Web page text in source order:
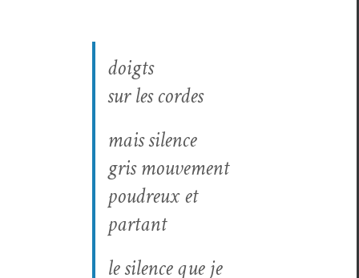
doigts
sur les cordes
mais silence
gris mou­ve­ment
poudreux et
partant
le silence que je